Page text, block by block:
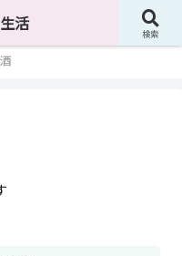
のを紹介しています。
活
検索